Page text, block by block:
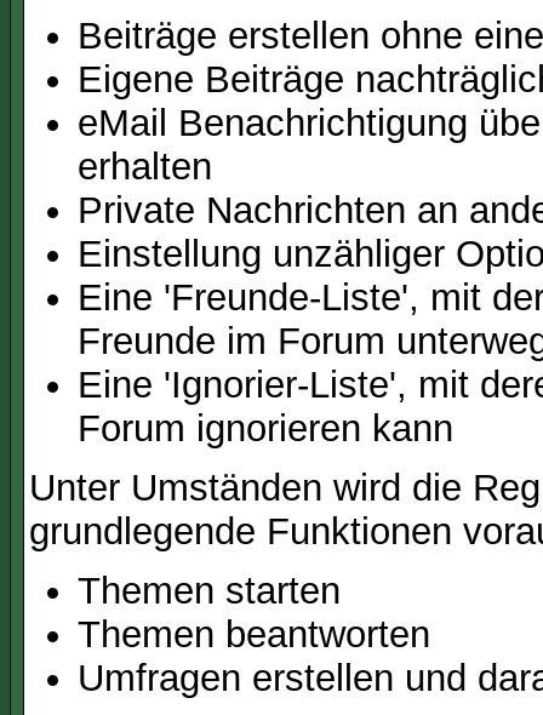
Beiträge erstellen ohne
Eigene Beiträge
eMail Benachrichtigung
erhalten
Private Nachrichten an
Einstellung unzähliger
Eine 'Freunde-Liste', mit
Freunde im Forum
Eine 'Ignorier-Liste', mit
Forum ignorieren kann
Unter Umständen wird die
grundlegende Funktionen
Themen starten
Themen beantworten
Umfragen erstellen und